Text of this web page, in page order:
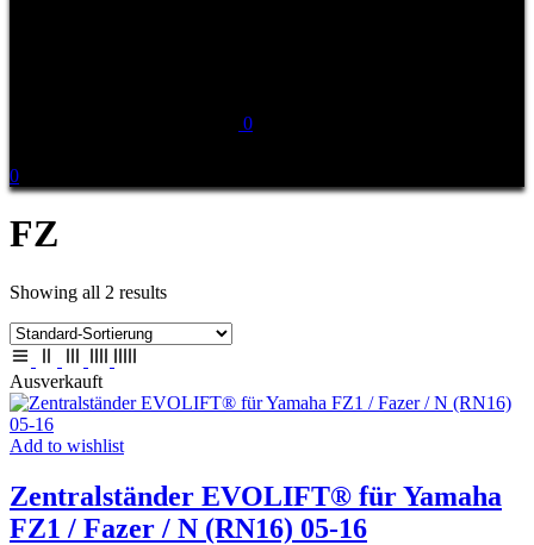
0
0
FZ
Showing all 2 results
Ausverkauft
Add to wishlist
Zentralständer EVOLIFT® für Yamaha
FZ1 / Fazer / N (RN16) 05-16